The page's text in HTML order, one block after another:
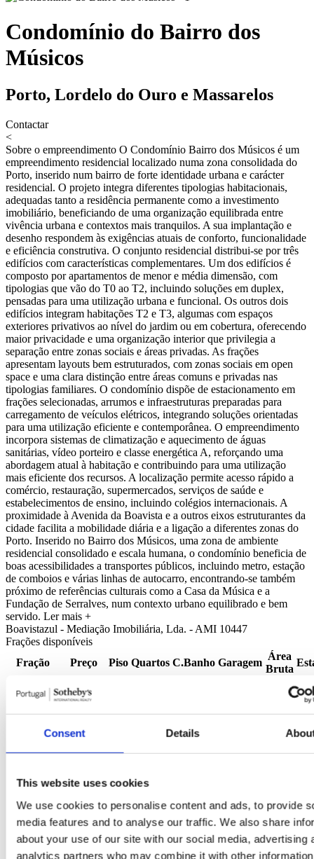
Consent Details
This website uses cookies
We use cookies to personalise content and ads, to provide
media features and to analyse our traffic. We also share
about your use of our site with our social media, advertising
analytics partners who may combine it with other
Condomínio do Bairro dos
Músicos
Porto, Lordelo do Ouro e Massarelos
Contactar
<
Sobre o empreendimento O Condomínio Bairro dos Músicos é um
empreendimento residencial localizado numa zona consolidada do
Porto, inserido num bairro de forte identidade urbana e carácter
residencial. O projeto integra diferentes tipologias habitacionais,
adequadas tanto a residência permanente como a investimento
imobiliário, beneficiando de uma organização equilibrada entre
vivência urbana e contextos mais tranquilos. A sua implantação e
desenho respondem às exigências atuais de conforto, funcionalidade
e eficiência construtiva. O conjunto residencial distribui-se por três
edifícios com características complementares. Um dos edifícios é
composto por apartamentos de menor e média dimensão, com
tipologias que vão do T0 ao T2, incluindo soluções em duplex,
pensadas para uma utilização urbana e funcional. Os outros dois
edifícios integram habitações T2 e T3, algumas com espaços
exteriores privativos ao nível do jardim ou em cobertura, oferecendo
maior privacidade e uma organização interior que privilegia a
separação entre zonas sociais e áreas privadas. As frações
apresentam layouts bem estruturados, com zonas sociais em open
space e uma clara distinção entre áreas comuns e privadas nas
tipologias familiares. O condomínio dispõe de estacionamento em
frações selecionadas, arrumos e infraestruturas preparadas para
carregamento de veículos elétricos, integrando soluções orientadas
para uma utilização eficiente e contemporânea. O empreendimento
incorpora sistemas de climatização e aquecimento de águas
sanitárias, vídeo porteiro e classe energética A, reforçando uma
abordagem atual à habitação e contribuindo para uma utilização
mais eficiente dos recursos. A localização permite acesso rápido a
comércio, restauração, supermercados, serviços de saúde e
estabelecimentos de ensino, incluindo colégios internacionais. A
proximidade à Avenida da Boavista e a outros eixos estruturantes da
cidade facilita a mobilidade diária e a ligação a diferentes zonas do
Porto. Inserido no Bairro dos Músicos, uma zona de ambiente
residencial consolidado e escala humana, o condomínio beneficia de
boas acessibilidades a transportes públicos, incluindo metro, estação
de comboios e várias linhas de autocarro, encontrando-se também
próximo de referências culturais como a Casa da Música e a
Fundação de Serralves, num contexto urbano equilibrado e bem
servido. Ler mais +
Boavistazul - Mediação Imobiliária, Lda. - AMI 10447
Frações disponíveis
Fração
Preço Piso Quartos C.Banho Garagem
Área
Bruta
107260036
€
202m²
107260037 985.000 € 3 3 4 2 152m²
107260041
935.000 € 142m²
107260029 330.000 € 2 1
107260032 325.000 € 3 1 1 0 52m²
107260033 325.000 € 3 1 1 0 52m²
107260031 320.000 € 2 1 1 0 52m²
107260028 320.000 € 2 1 1 0 52m²